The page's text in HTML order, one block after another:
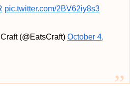
pic.twitter.com/2BV62iy8s3
(@EatsCraft) October 4,